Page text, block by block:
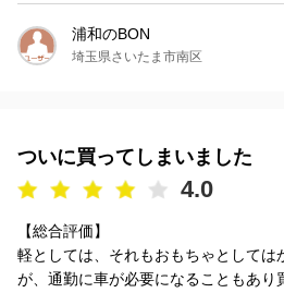
浦和のBON
埼玉県さいたま市南区
ついに買ってしまいました
4.0
【総合評価】
軽としては、それもおもちゃとしては
が、通勤に車が必要になることもあり